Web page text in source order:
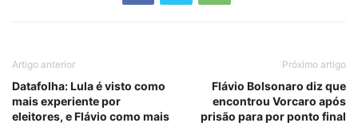
Artigo anterior
Datafolha: Lula é visto como
mais experiente por
eleitores, e Flávio como mais
Próximo artigo
Flávio Bolsonaro diz que
encontrou Vorcaro após
prisão para por ponto final